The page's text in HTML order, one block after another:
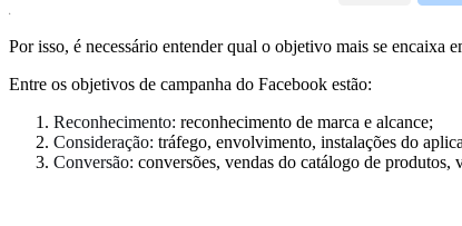
Por isso, é necessário entender qual o objetivo mais se encaixa
Entre os objetivos de campanha do Facebook estão:
Reconhecimento: reconhecimento de marca e alcance;
Consideração: tráfego, envolvimento, instalações do
Conversão: conversões, vendas do catálogo de produtos,